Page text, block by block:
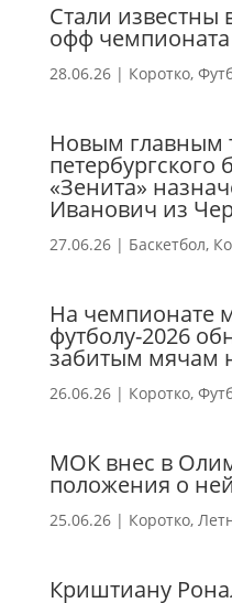
Стали известны
офф
28.06.26| Коротко,
Новым главным
петербургского
«Зенита»
Иванович из
27.06.26| Баскетбол,
На чемпионате
футболу-2026
забитым мячам
26.06.26| Коротко,
МОК внес в
положения о
25.06.26| Коротко,
Криштиану